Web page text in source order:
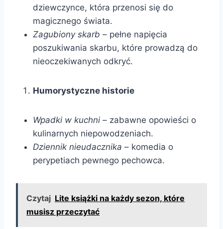
dziewczynce, która przenosi się do
magicznego świata.
Zagubiony skarb – pełne napięcia
poszukiwania skarbu, które prowadzą do
nieoczekiwanych odkryć.
Humorystyczne historie
Wpadki w kuchni – zabawne opowieści o
kulinarnych niepowodzeniach.
Dziennik nieudacznika – komedia o
perypetiach pewnego pechowca.
Czytaj Lite książki na każdy sezon, które
musisz przeczytać